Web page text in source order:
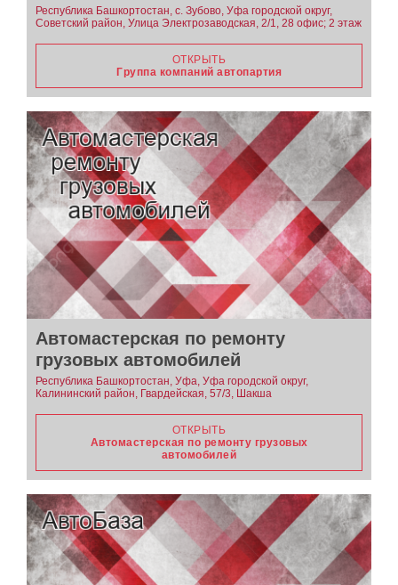
Республика Башкортостан, с. Зубово, Уфа городской округ,
Советский район, Улица Электрозаводская, 2/1, 28 офис; 2 этаж
ОТКРЫТЬ
Группа компаний автопартия
Автомастерская по ремонту
грузовых автомобилей
Республика Башкортостан, Уфа, Уфа городской округ,
Калининский район, Гвардейская, 57/3, Шакша
ОТКРЫТЬ
Автомастерская по ремонту грузовых
автомобилей